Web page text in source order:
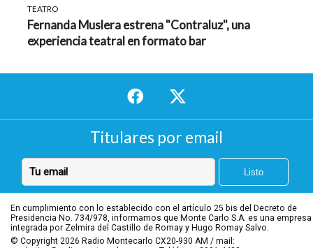
TEATRO
Fernanda Muslera estrena "Contraluz", una
experiencia teatral en formato bar
Titulares por email
En cumplimiento con lo establecido con el artículo 25 bis del Decreto de
Presidencia No. 734/978, informamos que Monte Carlo S.A. es una empresa
integrada por Zelmira del Castillo de Romay y Hugo Romay Salvo.
© Copyright 2026 Radio Montecarlo CX20-930 AM / mail: